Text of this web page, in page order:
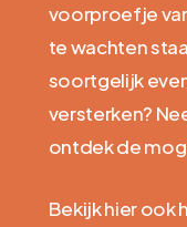
voorproefje
te wachten
soortgelijk
versterken?
ontdek de
Bekijk hier ook